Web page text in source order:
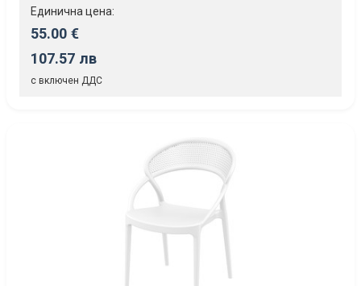
Единична цена:
55.00 €
107.57 лв
с включен ДДС